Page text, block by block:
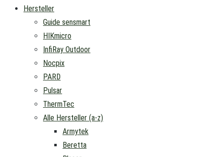
Hersteller
Guide sensmart
HIKmicro
InfiRay Outdoor
Nocpix
PARD
Pulsar
ThermTec
Alle Hersteller (a-z)
Armytek
Beretta